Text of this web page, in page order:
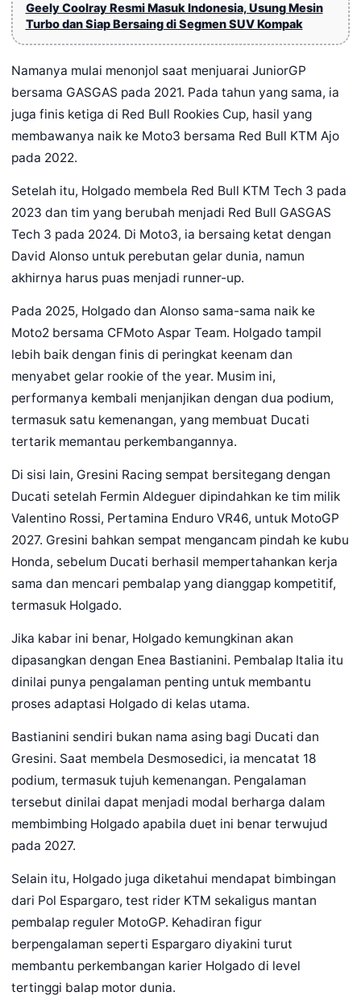
Geely Coolray Resmi Masuk Indonesia, Usung Mesin
Turbo dan Siap Bersaing di Segmen SUV Kompak
Namanya mulai menonjol saat menjuarai JuniorGP
bersama GASGAS pada 2021. Pada tahun yang sama, ia
juga finis ketiga di Red Bull Rookies Cup, hasil yang
membawanya naik ke Moto3 bersama Red Bull KTM Ajo
pada 2022.
Setelah itu, Holgado membela Red Bull KTM Tech 3 pada
2023 dan tim yang berubah menjadi Red Bull GASGAS
Tech 3 pada 2024. Di Moto3, ia bersaing ketat dengan
David Alonso untuk perebutan gelar dunia, namun
akhirnya harus puas menjadi runner-up.
Pada 2025, Holgado dan Alonso sama-sama naik ke
Moto2 bersama CFMoto Aspar Team. Holgado tampil
lebih baik dengan finis di peringkat keenam dan
menyabet gelar rookie of the year. Musim ini,
performanya kembali menjanjikan dengan dua podium,
termasuk satu kemenangan, yang membuat Ducati
tertarik memantau perkembangannya.
Di sisi lain, Gresini Racing sempat bersitegang dengan
Ducati setelah Fermin Aldeguer dipindahkan ke tim milik
Valentino Rossi, Pertamina Enduro VR46, untuk MotoGP
2027. Gresini bahkan sempat mengancam pindah ke kubu
Honda, sebelum Ducati berhasil mempertahankan kerja
sama dan mencari pembalap yang dianggap kompetitif,
termasuk Holgado.
Jika kabar ini benar, Holgado kemungkinan akan
dipasangkan dengan Enea Bastianini. Pembalap Italia itu
dinilai punya pengalaman penting untuk membantu
proses adaptasi Holgado di kelas utama.
Bastianini sendiri bukan nama asing bagi Ducati dan
Gresini. Saat membela Desmosedici, ia mencatat 18
podium, termasuk tujuh kemenangan. Pengalaman
tersebut dinilai dapat menjadi modal berharga dalam
membimbing Holgado apabila duet ini benar terwujud
pada 2027.
Selain itu, Holgado juga diketahui mendapat bimbingan
dari Pol Espargaro, test rider KTM sekaligus mantan
pembalap reguler MotoGP. Kehadiran figur
berpengalaman seperti Espargaro diyakini turut
membantu perkembangan karier Holgado di level
tertinggi balap motor dunia.